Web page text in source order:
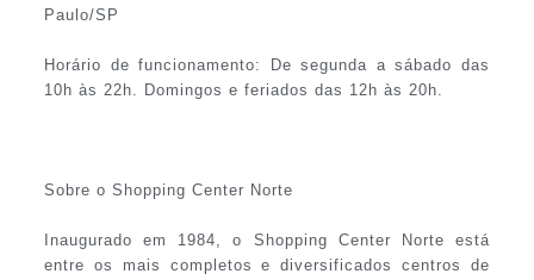
Paulo/SP
Horário de funcionamento: De segunda a sábado das
10h às 22h. Domingos e feriados das 12h às 20h.
Sobre o Shopping Center Norte
Inaugurado em 1984, o Shopping Center Norte está
entre os mais completos e diversificados centros de